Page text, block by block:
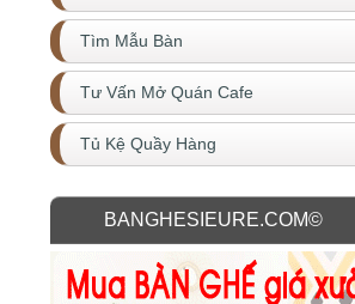
Tìm Mẫu Bàn
Tư Vấn Mở Quán Cafe
Tủ Kệ Quầy Hàng
BANGHESIEURE.COM©